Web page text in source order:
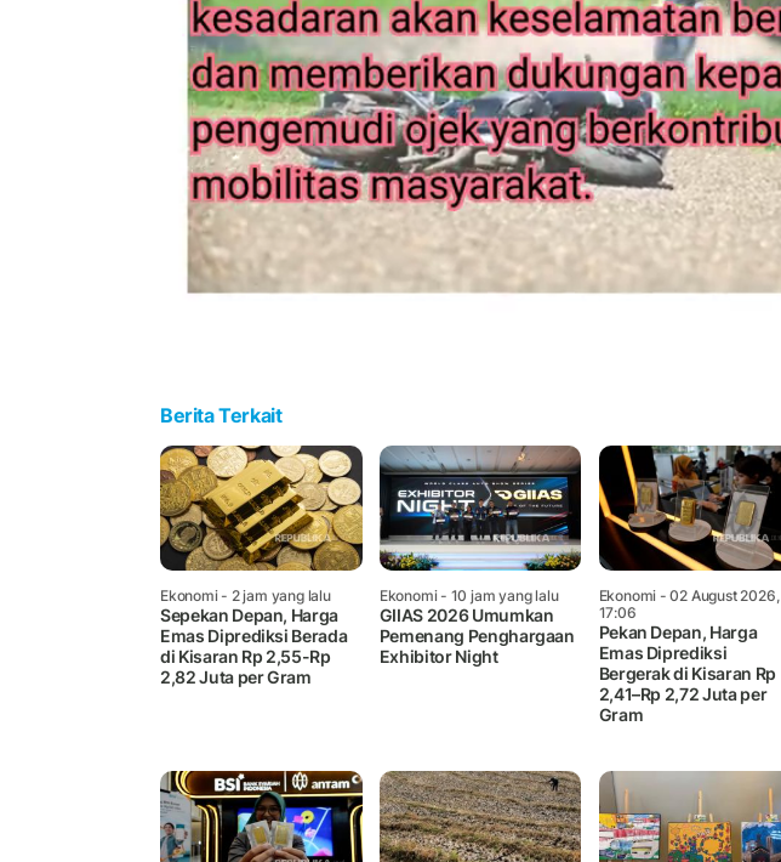
Berita Terkait
Ekonomi- 2 jam yang lalu
Sepekan Depan, Harga
Emas Diprediksi Berada
di Kisaran Rp 2,55-Rp
2,82 Juta per Gram
Ekonomi- 10 jam yang lalu
GIIAS 2026 Umumkan
Pemenang Penghargaan
Exhibitor Night
Ekonomi - 02 August 2026,
17:06
Pekan Depan, Harga
Emas Diprediksi
Bergerak di Kisaran Rp
2,41–Rp 2,72 Juta per
Gram